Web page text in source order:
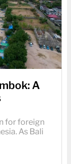
A
for foreign
As Bali